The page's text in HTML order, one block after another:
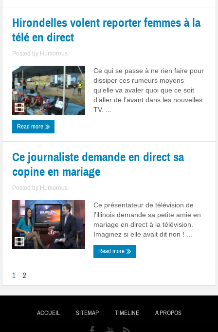
Hirondelles volent reporter femmes à la
télé en direct
Posted by Humorous
Ce qui se passe à ne rien faire pour
dissiper ces rumeurs moyens
qu’elle va avaler quoi que ce soit
d’aller de l’avant dans les nouvelles
TV. ...
Read more
Ce journaliste demande en direct sa
copine en mariage
Posted by Humorous
Ce présentateur de télévision de
l'illinois demande sa petite amie en
mariage en direct à la télévision.
Imaginez si elle avait dit non ! ...
Read more
1 2
ACCUEIL SITEMAP TIMELINE A PROPOS